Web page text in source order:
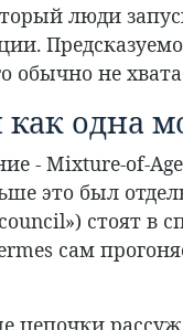
люди
обычно не
одна
- Mixture-of-
это был
стоят в
сам
цепочки